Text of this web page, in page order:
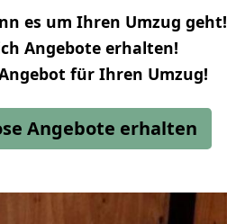
es um Ihren Umzug geht!
Angebote erhalten!
für Ihren Umzug!
Angebote erhalten